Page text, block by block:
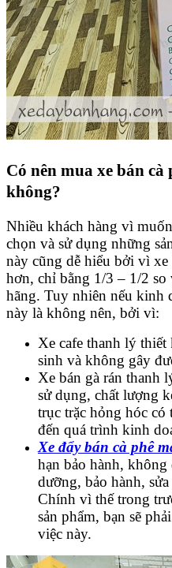
Có nên mua xe bán
không?
Nhiều khách hàng vì
chọn và sử dụng những
này cũng dễ hiểu bởi vì xe
hơn, chỉ bằng 1/3 – 1/2 so
hãng. Tuy nhiên nếu kinh
này là không nên, bởi vì:
Xe cafe thanh lý
sinh và không gây
Xe bán gà rán thanh
sử dụng, chất lượng
trục trặc hỏng hóc có
đến quá trình kinh
Xe đẩy bán cà phê
hạn bảo hành,
dưỡng, bảo hành,
Chính vì thế trong
sản phẩm, bạn sẽ
việc này.